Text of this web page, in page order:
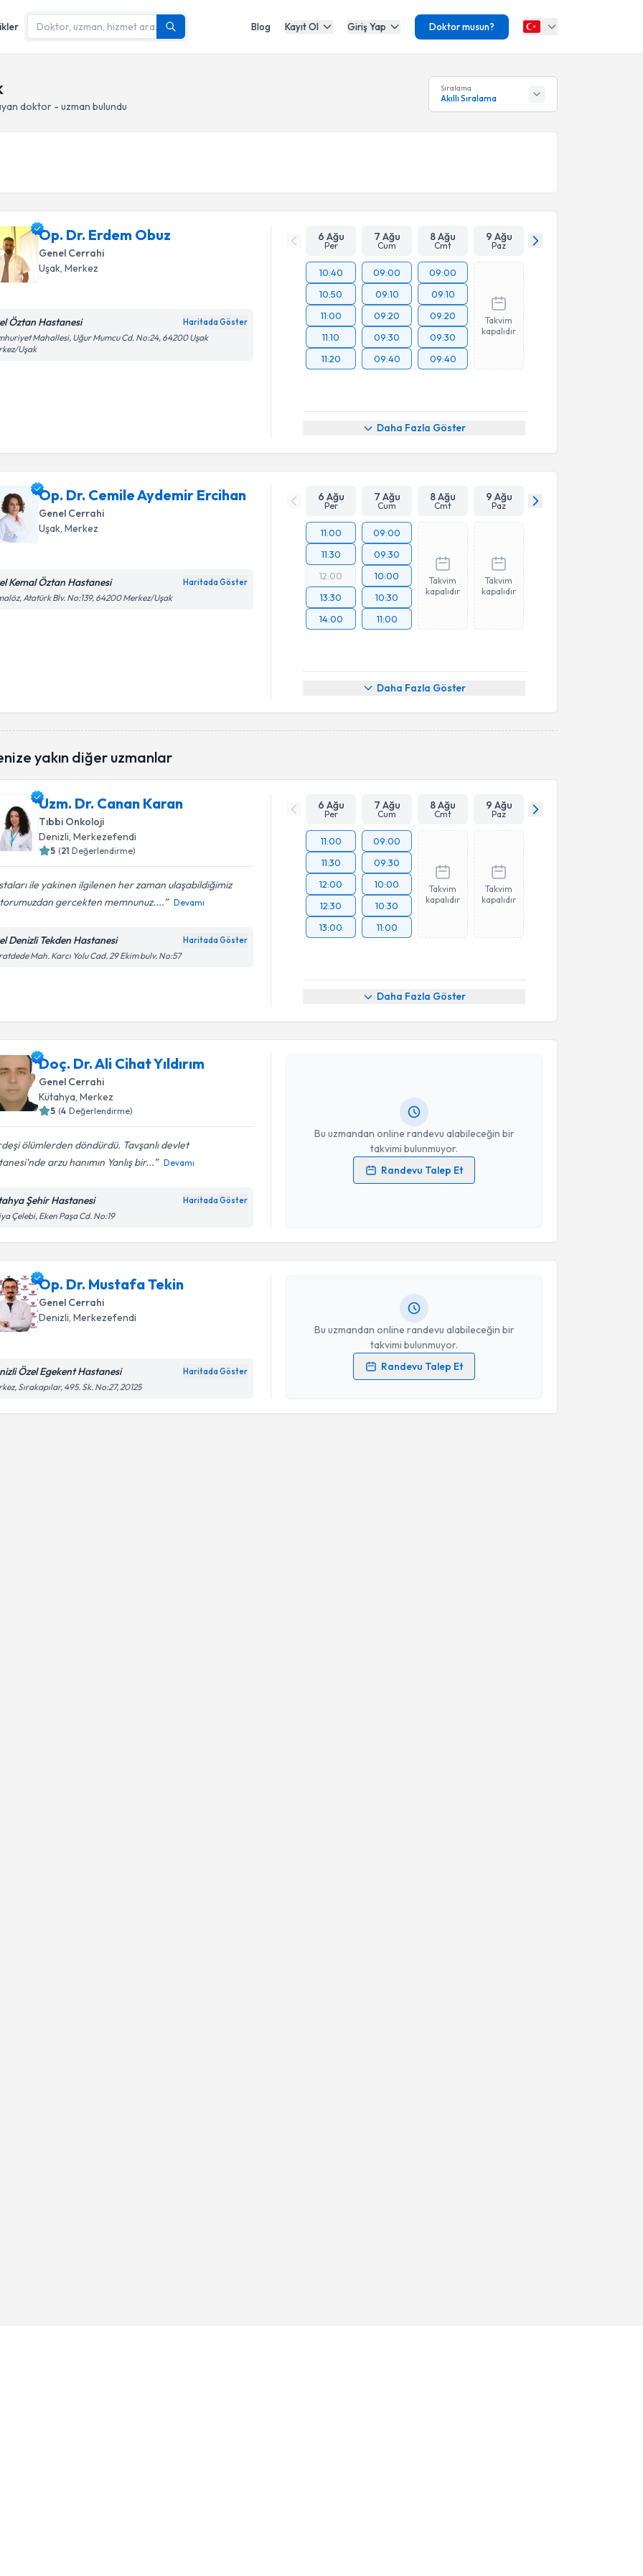
Blog Kayıt Ol Giriş Yap Doktor musun?
doktor - uzman bulundu
Sıralama
Akıllı Sıralama
Op. Dr. Erdem Obuz
Genel Cerrahi
Uşak, Merkez
Öztan Hastanesi Haritada Göster
Mahallesi, Uğur Mumcu Cd. No:24, 64200 Uşak
Uşak
6 Ağu
Per
7 Ağu
Cum
8 Ağu
Cmt
9 Ağu
Paz
10:40
10:50
11:00
11:10
11:20
09:00
09:10
09:20
09:30
09:40
09:00
09:10
09:20
09:30
09:40
Takvim
kapalıdır
Daha Fazla Göster
Op. Dr. Cemile Aydemir Ercihan
Genel Cerrahi
Uşak , Merkez
Kemal Öztan Hastanesi Haritada Göster
Atatürk Blv. No:139, 64200 Merkez/Uşak
6 Ağu
Per
7 Ağu
Cum
8 Ağu
Cmt
9 Ağu
Paz
11:00
11:30
12:00
13:30
14:00
09:00
09:30
10:00
10:30
11:00
Takvim
kapalıdır
Takvim
kapalıdır
Daha Fazla Göster
yakın diğer uzmanlar
Uzm. Dr. Canan Karan
Tıbbi Onkoloji
Denizli, Merkezefendi
5 (21 Değerlendirme)
ile yakinen ilgilenen her zaman ulaşabildiğimiz
gercekten memnunuz....
Devamı
Denizli Tekden Hastanesi Haritada Göster
Mah. Karcı Yolu Cad. 29 Ekim bulv. No:57
6 Ağu
Per
7 Ağu
Cum
8 Ağu
Cmt
9 Ağu
Paz
11:00
11:30
12:00
12:30
13:00
09:00
09:30
10:00
10:30
11:00
Takvim
kapalıdır
Takvim
kapalıdır
Daha Fazla Göster
Doç. Dr. Ali Cihat Yıldırım
Genel Cerrahi
Kütahya , Merkez
5 (4 Değerlendirme)
ölümlerden döndürdü. Tavşanlı devlet
arzu hanımın Yanlış bir...
Devamı
Şehir Hastanesi Haritada Göster
Çelebi, Eken Paşa Cd. No:19
Bu uzmandan online randevu alabileceğin bir
takvimi bulunmuyor.
Randevu Talep Et
Randevu Takvimi Talebi
Doç. Dr. Ali Cihat Yıldırım
Kişisel verilerimin işlenmesine ilişkinAydınlatma Metni
Takvim Talebini Gönder
Op. Dr. Mustafa Tekin
Genel Cerrahi
Denizli , Merkezefendi
Özel Egekent Hastanesi Haritada Göster
Sırakapılar, 495. Sk. No:27, 20125
Bu uzmandan online randevu alabileceğin bir
takvimi bulunmuyor.
Randevu Talep Et
Kişisel verilerimin işlenmesine ilişkinAydınlatma Metni